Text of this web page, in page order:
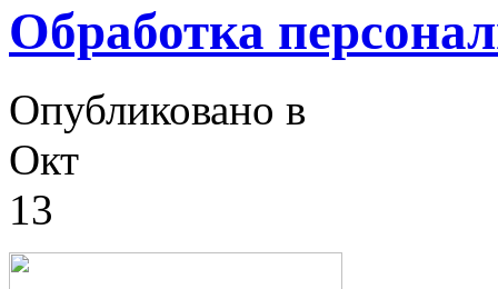
Обработка
Опубликовано в
Окт
13